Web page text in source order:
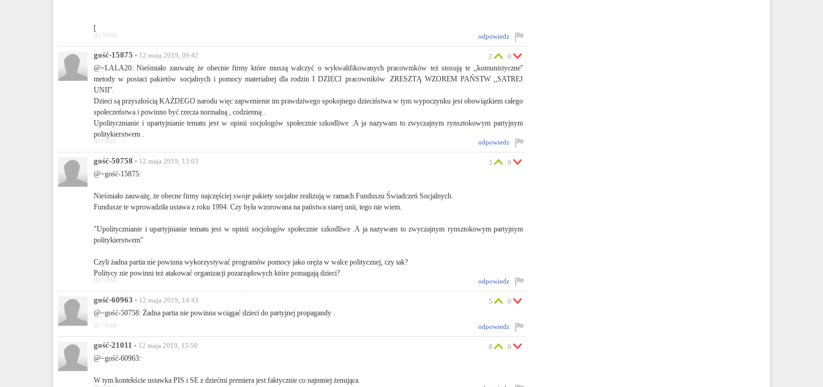
[
odpowiedz
ID:78988
gość-15875 • 12 maja 2019, 09:42
@~LALA20: Nieśmiało zauważę że obecnie firmy które muszą walczyć o wykwalifikowanych pracowników też stosują te ,,komunistyczne''
metody w postaci pakietów socjalnych i pomocy materialnej dla rodzin I DZIECI pracowników .ZRESZTĄ WZOREM PAŃSTW ,,SATREJ
UNII''.
Dzieci są przyszłością KAŻDEGO narodu więc zapwenienie im prawdziwego spokojnego dzieciństwa w tym wypoczynku jest obowiązkiem całego
społeczeństwa i powinno być rzecza normalną , codzienną .
Upolitycznianie i upartyjnianie tematu jest w opinii socjologów społecznie szkodliwe .A ja nazywam to zwyczajnym rynsztokowym partyjnym
politykierstwem .
2 0
odpowiedz
ID:78992
gość-50758 • 12 maja 2019, 13:03
@~gość-15875:
Nieśmiało zauważę, że obecne firmy najczęściej swoje pakiety socjalne realizują w ramach Funduszu Świadczeń Socjalnych.
Fundusze te wprowadziła ustawa z roku 1994. Czy była wzorowana na państwa starej unii, tego nie wiem.
"Upolitycznianie i upartyjnianie tematu jest w opinii socjologów społecznie szkodliwe .A ja nazywam to zwyczajnym rynsztokowym partyjnym
politykierstwem"
Czyli żadna partia nie powinna wykorzystywać programów pomocy jako oręża w walce politycznej, czy tak?
Politycy nie powinni też atakować organizacji pozarządowych które pomagają dzieci?
3 0
odpowiedz
ID:78994
gość-60963 • 12 maja 2019, 14:43
@~gość-50758: Żadna partia nie powinna wciągać dzieci do partyjnej propagandy .
5 0
odpowiedz
ID:79000
gość-21011 • 12 maja 2019, 15:50
@~gość-60963:
W tym kontekście ustawka PIS i SE z dziećmi premiera jest faktycznie co najmniej żenująca.
8 0